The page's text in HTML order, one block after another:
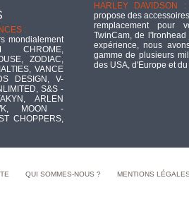
:
mondialement
CHROME,
ZODIAC,
VANCE
DESIGN, V-
S&S -
ARLEN
MOON -
CHOPPERS,
HARLEY DAVIDSON :
propose des
remplacement pour
TwinCam, de
expérience, nous
gamme de plusieurs
des USA, d'Europe et
QUI SOMMES-NOUS ? MENTIONS